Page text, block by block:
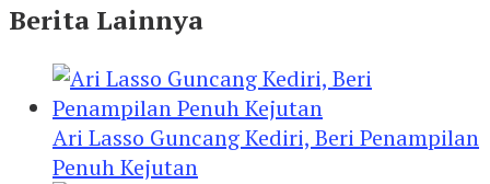
Berita Lainnya
Ari Lasso Guncang Kediri, Beri Penampilan
Penuh Kejutan